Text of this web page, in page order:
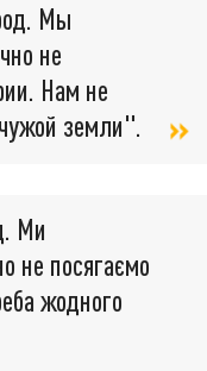
Мы
не
Нам не
земли".
Ми
не посягаємо
жодного